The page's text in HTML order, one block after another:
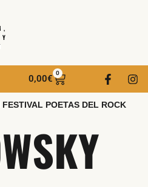
0,00€
0
POETAS DEL ROCK